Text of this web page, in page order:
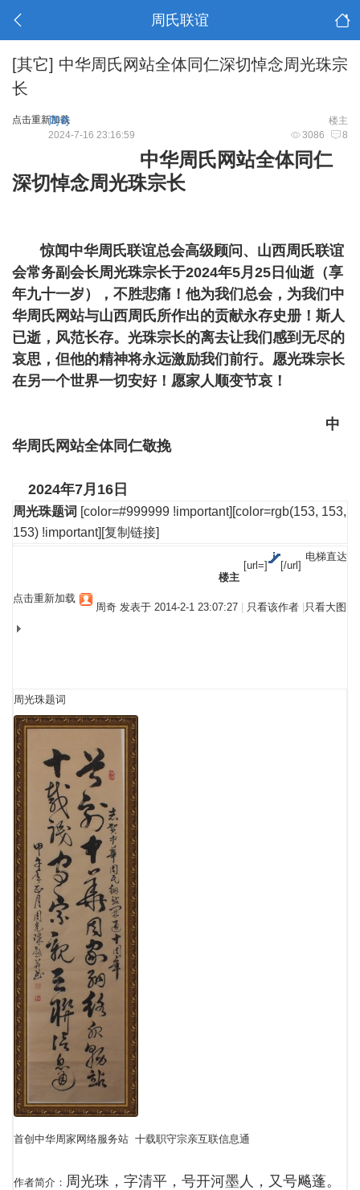
周氏联谊
[其它] 中华周氏网站全体同仁深切悼念周光珠宗
长
点击重新加载 楼主
周奇
3086 8
2024-7-16 23:16:59
中华周氏网站全体同仁
深切悼念周光珠宗长
惊闻中华周氏联谊总会高级顾问、山西周氏联谊
会常务副会长周光珠宗长于2024年5月25日仙逝（享
年九十一岁），不胜悲痛！他为我们总会，为我们中
华周氏网站与山西周氏所作出的贡献永存史册！斯人
已逝，风范长存。光珠宗长的离去让我们感到无尽的
哀思，但他的精神将永远激励我们前行。愿光珠宗长
在另一个世界一切安好！愿家人顺变节哀！
中
华周氏网站全体同仁敬挽
2024年7月16日
周光珠题词 [color=#999999 !important][color=rgb(153, 153,
153) !important] [复制链接]
电梯直达
[url=]
[/url]
楼主
点击重新加载
周奇 发表于 2014-2-1 23:07:27 只看该作者 只看大图
周光珠题词
首创中华周家网络服务站 十载职守宗亲互联信息通
作者简介： 周光珠，字清平，号开河墨人，又号飚蓬。